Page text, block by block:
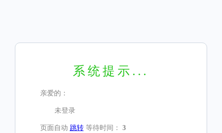
系统提示...
亲爱的：
未登录
页面自动 跳转等待时间： 3